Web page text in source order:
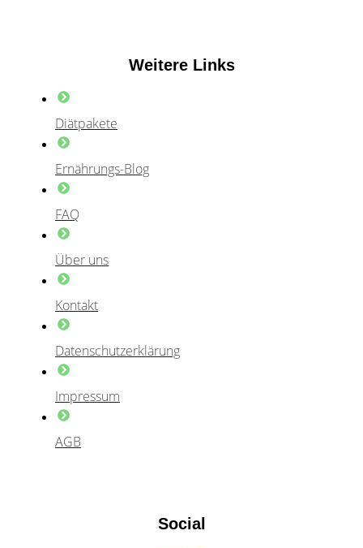
Weitere Links
Diätpakete
Ernährungs-Blog
FAQ
Über uns
Kontakt
Datenschutzerklärung
Impressum
AGB
Social